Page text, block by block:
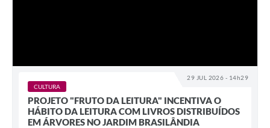
29 JUL 2026 - 14h29
CULTURA
PROJETO "FRUTO DA LEITURA" INCENTIVA O
HÁBITO DA LEITURA COM LIVROS DISTRIBUÍDOS
EM ÁRVORES NO JARDIM BRASILÂNDIA